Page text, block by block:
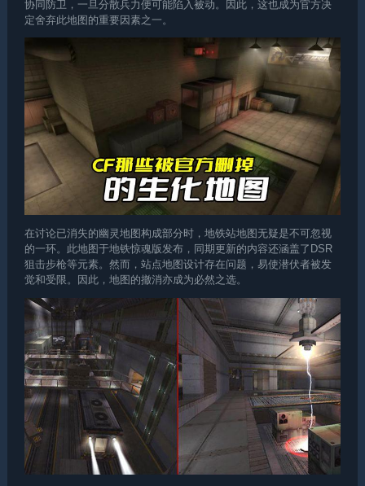
协同防卫，一旦分散兵力便可能陷入被动。因此，这也成为官方决
定舍弃此地图的重要因素之一。
在讨论已消失的幽灵地图构成部分时，地铁站地图无疑是不可忽视
的一环。此地图于地铁惊魂版发布，同期更新的内容还涵盖了DSR
狙击步枪等元素。然而，站点地图设计存在问题，易使潜伏者被发
觉和受限。因此，地图的撤消亦成为必然之选。